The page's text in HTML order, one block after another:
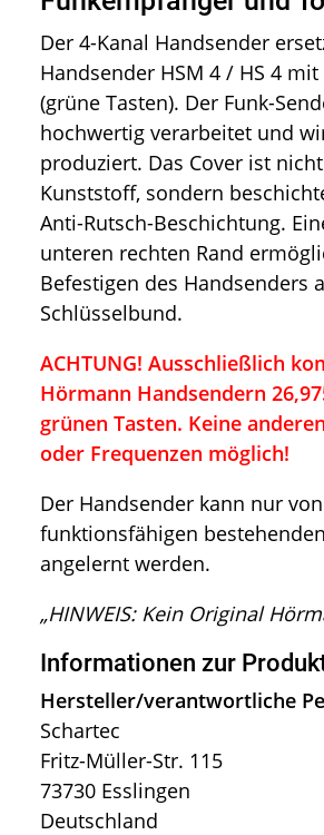
Der 4-Kanal Handsender
Handsender HSM 4 / HS 4 mit
(grüne Tasten). Der Funk-
hochwertig verarbeitet und
produziert. Das Cover ist
Kunststoff, sondern
Anti-Rutsch-Beschichtung.
unteren rechten Rand
Befestigen des Handsenders
Schlüsselbund.
ACHTUNG! Ausschließlich
Hörmann Handsendern
grünen Tasten. Keine
oder Frequenzen möglich!
Der Handsender kann nur
funktionsfähigen
angelernt werden.
„HINWEIS: Kein Original
Informationen zur
Hersteller/verantwortliche
Schartec
Fritz-Müller-Str. 115
73730 Esslingen
Deutschland